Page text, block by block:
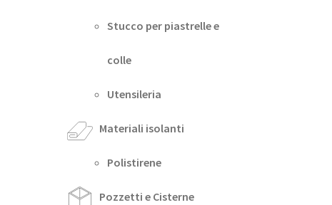
Stucco per piastrelle e
colle
Utensileria
Materiali isolanti
Polistirene
Pozzetti e Cisterne